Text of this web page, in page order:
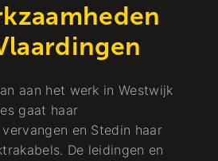
aan het werk in Westwijk
gaat haar
en Stedin haar
De leidingen en